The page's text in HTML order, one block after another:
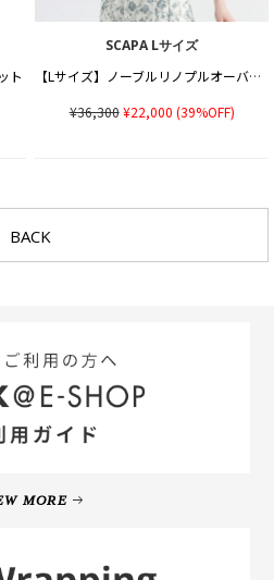
ト
SCAPA Lサイズ
【Lサイズ】ノーブルリノプルオーバーニット
¥36,300¥22,000 (39%OFF)
BACK
MORE